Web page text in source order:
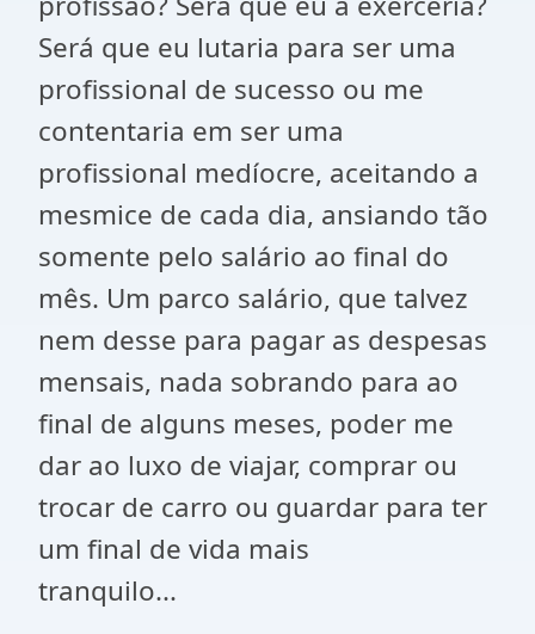
Será que eu lutaria para ser uma
profissional de sucesso ou me
contentaria em ser uma
profissional medíocre, aceitando a
mesmice de cada dia, ansiando tão
somente pelo salário ao final do
mês. Um parco salário, que talvez
nem desse para pagar as despesas
mensais, nada sobrando para ao
final de alguns meses, poder me
dar ao luxo de viajar, comprar ou
trocar de carro ou guardar para ter
um final de vida mais
tranquilo...